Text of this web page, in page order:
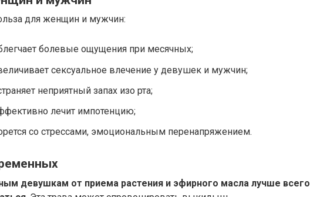
для женщин и мужчин:
болевые ощущения при месячных;
сексуальное влечение у девушек и мужчин;
неприятный запах изо рта;
лечит импотенцию;
со стрессами, эмоциональным перенапряжением.
девушкам от приема растения и эфирного масла лучше всего